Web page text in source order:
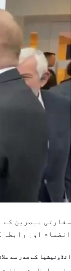
سفارتی مبصرین کے
انضمام اور رابطہ
انڈونیشیا کے صدر سے